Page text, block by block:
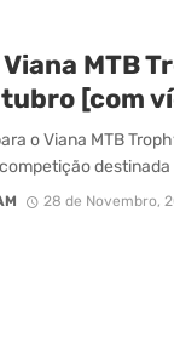
MTB
[com
o Viana MTB
destinada
28 de Novembro,